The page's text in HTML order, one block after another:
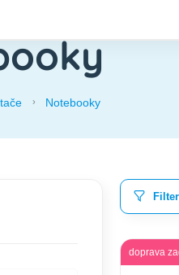
Notebooky
doprava